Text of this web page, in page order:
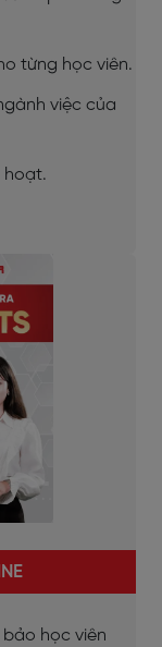
từng học viên.
việc của
hoạt.
bảo học viên